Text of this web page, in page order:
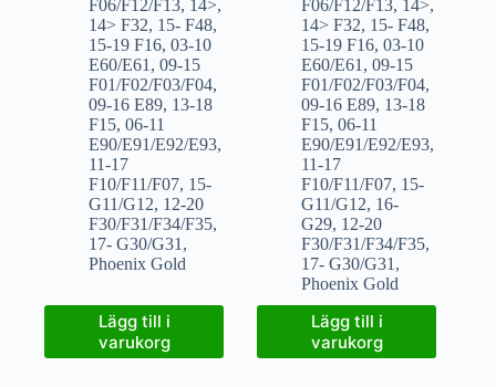
F06/F12/F13, 14>,
14> F32, 15- F48,
15-19 F16, 03-10
E60/E61 , 09-15
F01/F02/F03/F04,
09-16 E89, 13-18
F15, 06-11
E90/E91/E92/E93,
11-17
F10/F11/F07, 15-
G11/G12, 12-20
F30/F31/F34/F35,
17- G30/G31 ,
Phoenix Gold
Lägg till i
varukorg
F06/F12/F13, 14>,
14> F32, 15- F48,
15-19 F16,03-10
E60/E61 ,09-15
F01/F02/F03/F04,
09-16 E89, 13-18
F15,06-11
E90/E91/E92/E93,
11-17
F10/F11/F07, 15-
G11/G12, 16-
G29, 12-20
F30/F31/F34/F35,
17- G30/G31 ,
Phoenix Gold
Lägg till i
varukorg